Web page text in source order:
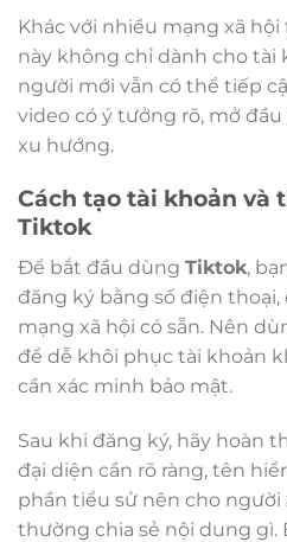
Khác với nhiều mạng xã
này không chỉ dành cho tài
người mới vẫn có thể tiếp
video có ý tưởng rõ, mở
xu hướng.
Cách tạo tài khoản và
Tiktok
Để bắt đầu dùng Tiktok,
đăng ký bằng số điện
mạng xã hội có sẵn. Nên
để dễ khôi phục tài khoản
cần xác minh bảo mật.
Sau khi đăng ký, hãy hoàn
đại diện cần rõ ràng, tên
phần tiểu sử nên cho người
thường chia sẻ nội dung gì.